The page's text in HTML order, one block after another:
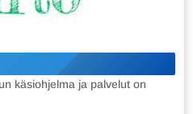
käsiohjelma ja palvelut on